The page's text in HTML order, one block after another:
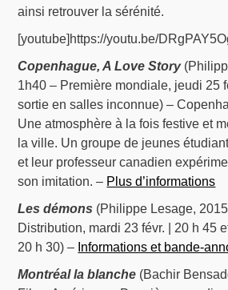
ainsi retrouver la sérénité.
[youtube]https://youtu.be/
Copenhague, A Love Story
1h40 – Première mondiale, jeudi 25
sortie en salles inconnue) –
Une atmosphère à la fois festive et
la ville. Un groupe de jeunes
et leur professeur canadien
son imitation. – Plus d’informations
Les démons (Philippe Lesage,
Distribution, mardi 23 févr. | 20 h 45
20 h 30) – Informations et bande-
Montréal la blanche (Bachir